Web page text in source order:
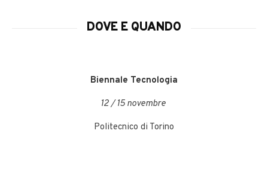
DOVE E QUANDO
Biennale Tecnologia
12 / 15 novembre
Politecnico di Torino